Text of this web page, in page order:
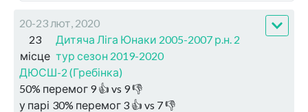
20-23 лют, 2020
23
місце
Дитяча Ліга Юнаки 2005-2007 р.н. 2
тур сезон 2019-2020
ДЮСШ-2 (Гребінка)
50% перемог 9👍 vs 9👎
у парі 30% перемог 3 👍 vs 7👎